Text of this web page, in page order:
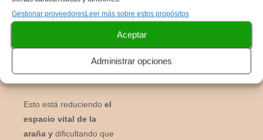
Gestionar proveedoresLeer más sobre estos propósitos
Aceptar
Administrar opciones
vive esta araña, están
ritmo alarmante debido a
la tala, la agricultura y el
desarrollo urbano.
Esto está reduciendo el
espacio vital de la
araña y dificultando que